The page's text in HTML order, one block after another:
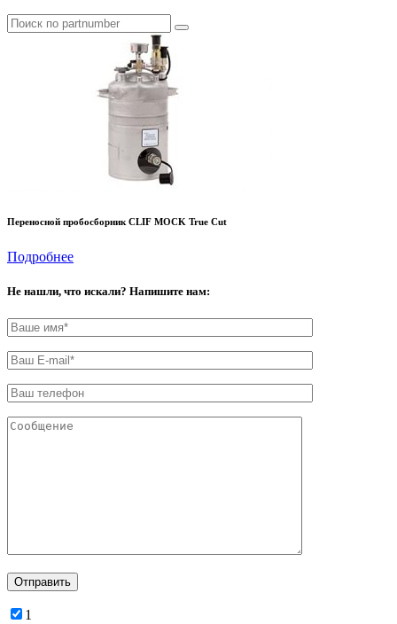
Переносной пробосборник CLIF MOCK True Cut
Подробнее
Не нашли, что искали? Напишите нам:
1